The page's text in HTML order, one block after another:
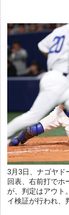
3月3日、ナゴヤド
回表、右前打でホ
が、判定はアウト。
イ検証が行われ、